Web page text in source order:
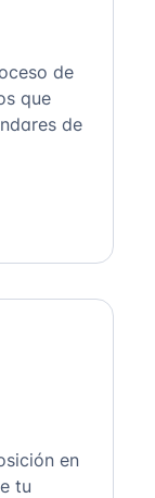
de
que
de
en
tu